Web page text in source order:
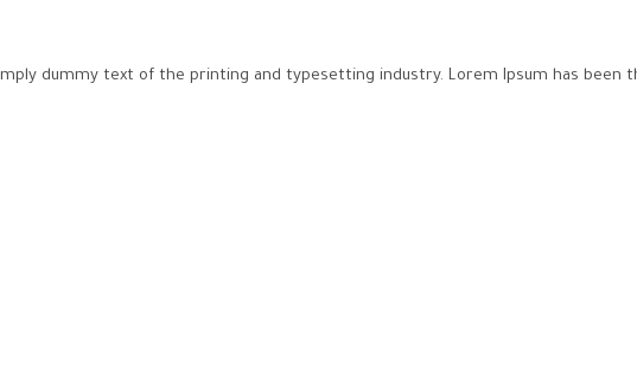
dummy text of the printing and typesetting industry. Lorem Ipsum has been